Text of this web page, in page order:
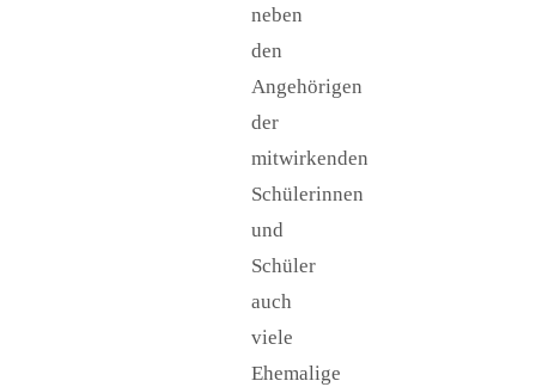
neben
den
Angehörigen
der
mitwirkenden
Schülerinnen
und
Schüler
auch
viele
Ehemalige